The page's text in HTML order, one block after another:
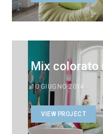
Mix colorato
10 GIUGNO 2014
VIEW PROJECT